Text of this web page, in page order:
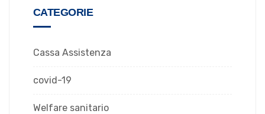
CATEGORIE
Cassa Assistenza
covid-19
Welfare sanitario